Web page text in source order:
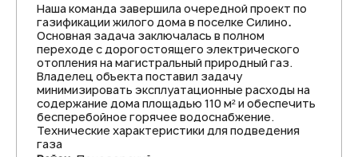
Наша команда завершила очередной проект по
газификации жилого дома в поселке Силино.
Основная задача заключалась в полном
переходе с дорогостоящего электрического
отопления на магистральный природный газ.
Владелец объекта поставил задачу
минимизировать эксплуатационные расходы на
содержание дома площадью 110 м² и обеспечить
бесперебойное горячее водоснабжение.
Технические характеристики для подведения
газа